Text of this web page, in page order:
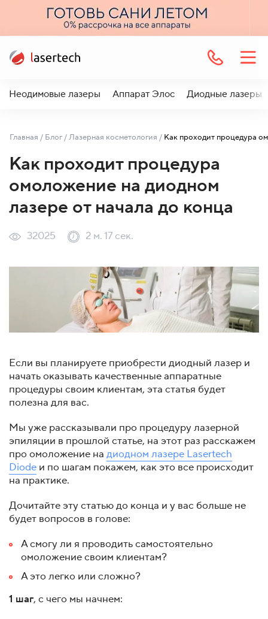
Неодимовые лазеры Аппарат Элос Диодные лазеры
Главная / Блог /Лазерная косметология /
Как проходит процедура
омоложение на диодном
лазере от начала до конца
32025 2 м. 17 сек.
Если вы планируете приобрести диодный лазер и
начать оказывать качественные аппаратные
процедуры своим клиентам, эта статья будет
полезна для вас.
Мы уже рассказывали про процедуру лазерной
эпиляции в прошлой статье, на этот раз расскажем
про омоложение на диодном лазере Lasertech
Diode и по шагам покажем, как это все происходит
на практике.
Дочитайте эту статью до конца и у вас больше не
будет вопросов в голове:
А смогу ли я проводить самостоятельно
омоложение своим клиентам?
А это легко или сложно?
1 шаг, с чего мы начнем: